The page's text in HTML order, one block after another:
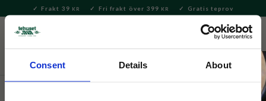
Consent Details About
Meny
Frakt 39 KR Fri frakt över 399 KR Gratis teprov
Te Löste Svart te